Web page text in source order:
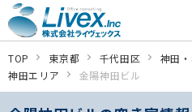
TOP 東京都 千代田区
神田
神田エリア
金陽神田ビル